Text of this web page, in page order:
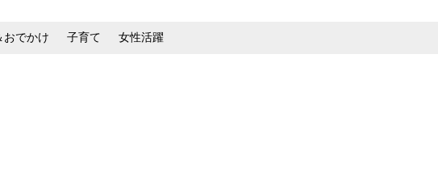
おでかけ 子育て 女性活躍